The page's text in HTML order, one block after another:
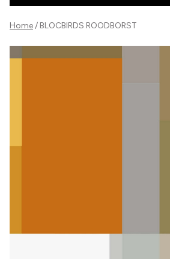
Home BLOCBIRDS ROODBORST